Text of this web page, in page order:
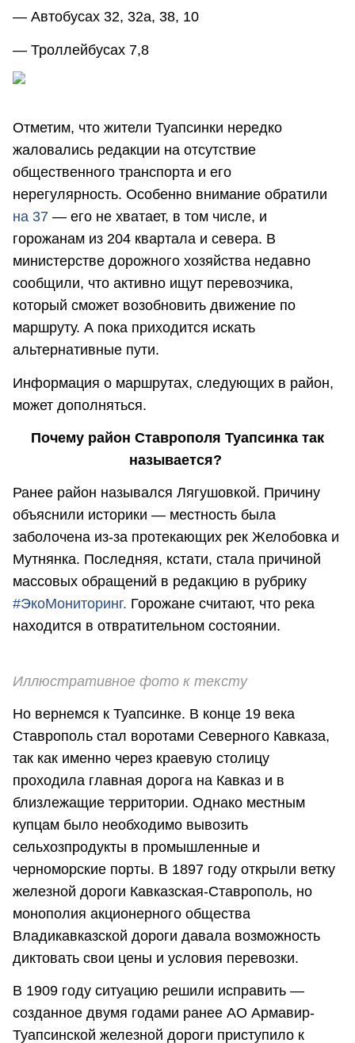
— Автобусах 32, 32а, 38, 10
— Троллейбусах 7,8
Отметим, что жители Туапсинки нередко
жаловались редакции на отсутствие
общественного транспорта и его
нерегулярность. Особенно внимание обратили
на 37 — его не хватает, в том числе, и
горожанам из 204 квартала и севера. В
министерстве дорожного хозяйства недавно
сообщили, что активно ищут перевозчика,
который сможет возобновить движение по
маршруту. А пока приходится искать
альтернативные пути.
Информация о маршрутах, следующих в район,
может дополняться.
Почему район Ставрополя Туапсинка так
называется?
Ранее район назывался Лягушовкой. Причину
объяснили историки — местность была
заболочена из-за протекающих рек Желобовка и
Мутнянка. Последняя, кстати, стала причиной
массовых обращений в редакцию в рубрику
#ЭкоМониторинг. Горожане считают, что река
находится в отвратительном состоянии.
Иллюстративное фото к тексту
Но вернемся к Туапсинке. В конце 19 века
Ставрополь стал воротами Северного Кавказа,
так как именно через краевую столицу
проходила главная дорога на Кавказ и в
близлежащие территории. Однако местным
купцам было необходимо вывозить
сельхозпродукты в промышленные и
черноморские порты. В 1897 году открыли ветку
железной дороги Кавказская-Ставрополь, но
монополия акционерного общества
Владикавказской дороги давала возможность
диктовать свои цены и условия перевозки.
В 1909 году ситуацию решили исправить —
созданное двумя годами ранее АО Армавир-
Туапсинской железной дороги приступило к